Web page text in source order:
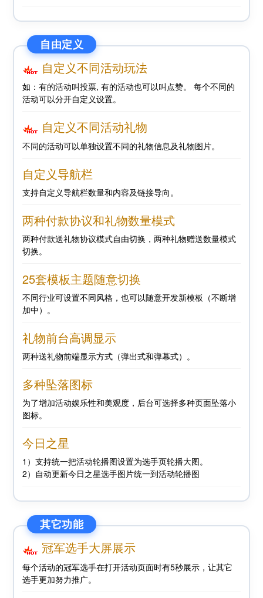
自由定义
自定义不同活动玩法
如：有的活动叫投票, 有的活动也可以叫点赞。 每个不同的
活动可以分开自定义设置。
自定义不同活动礼物
不同的活动可以单独设置不同的礼物信息及礼物图片。
自定义导航栏
支持自定义导航栏数量和内容及链接导向。
两种付款协议和礼物数量模式
两种付款送礼物协议模式自由切换，两种礼物赠送数量模式
切换。
25套模板主题随意切换
不同行业可设置不同风格，也可以随意开发新模板（不断增
加中）。
礼物前台高调显示
两种送礼物前端显示方式（弹出式和弹幕式）。
多种坠落图标
为了增加活动娱乐性和美观度，后台可选择多种页面坠落小
图标。
今日之星
1）支持统一把活动轮播图设置为选手页轮播大图。
2）自动更新今日之星选手图片统一到活动轮播图
其它功能
冠军选手大屏展示
每个活动的冠军选手在打开活动页面时有5秒展示，让其它
选手更加努力推广。